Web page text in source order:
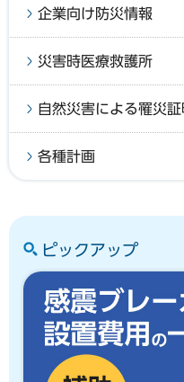
企業向け防災情報
災害時医療救護所
自然災害による罹災
各種計画
ピックアップ